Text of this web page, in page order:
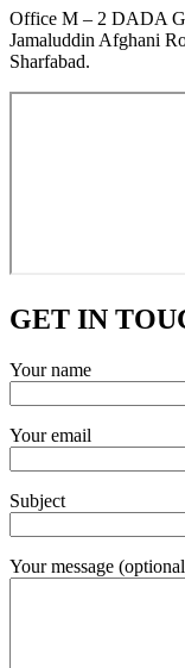
Office M – 2 DADA
Jamaluddin Afghani
Sharfabad.
GET IN
Your name
Your email
Subject
Your message